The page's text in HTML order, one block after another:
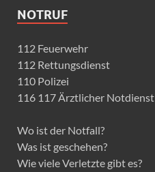
NOTRUF
112 Feuerwehr
112 Rettungsdienst
110 Polizei
116 117 Ärztlicher Notdienst
Wo ist der Notfall?
Was ist geschehen?
Wie viele Verletzte gibt es?